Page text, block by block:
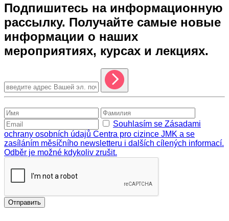
Подпишитесь на информационную
рассылку. Получайте самые новые
информации о наших
мероприятиях, курсах и лекциях.
Souhlasím se Zásadami
ochrany osobních údajů Centra pro cizince JMK a se
zasíláním měsíčního newsletteru i dalších cílených informací.
Odběr je možné kdykoliv zrušit.
Отправить